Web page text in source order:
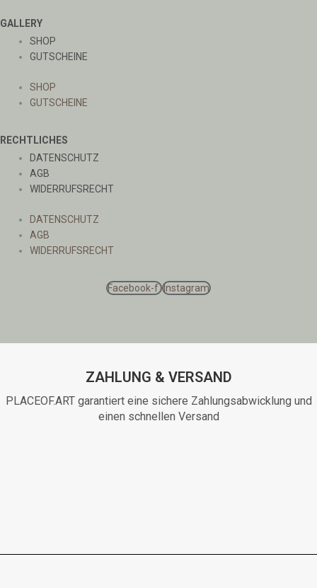
GALLERY
SHOP
GUTSCHEINE
SHOP
GUTSCHEINE
RECHTLICHES
DATENSCHUTZ
AGB
WIDERRUFSRECHT
DATENSCHUTZ
AGB
WIDERRUFSRECHT
Facebook-f Instagram
ZAHLUNG & VERSAND
PLACEOF.ART garantiert eine sichere Zahlungsabwicklung und
einen schnellen Versand